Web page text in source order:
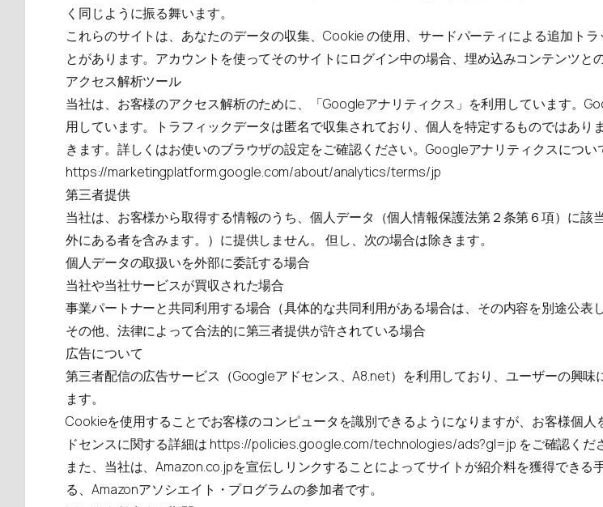
く同じように振る舞います。
これらのサイトは、あなたのデータの収集、Cookie の使用、サードパーティによる追加ト
とがあります。アカウントを使ってそのサイトにログイン中の場合、埋め込みコンテンツと
アクセス解析ツール
当社は、お客様のアクセス解析のために、「Googleアナリティクス」を利用しています。
用しています。トラフィックデータは匿名で収集されており、個人を特定するものではあ
きます。詳しくはお使いのブラウザの設定をご確認ください。Googleアナリティクスについ
https://marketingplatform.google.com/about/analytics/terms/jp
第三者提供
当社は、お客様から取得する情報のうち、個人データ（個人情報保護法第２条第６項）に
外にある者を含みます。）に提供しません。 但し、次の場合は除きます。
個人データの取扱いを外部に委託する場合
当社や当社サービスが買収された場合
事業パートナーと共同利用する場合（具体的な共同利用がある場合は、その内容を別途公表
その他、法律によって合法的に第三者提供が許されている場合
広告について
第三者配信の広告サービス（Googleアドセンス、A8.net）を利用しており、ユーザーの興
ます。
Cookieを使用することでお客様のコンピュータを識別できるようになりますが、お客様個
ドセンスに関する詳細は https://policies.google.com/technologies/ads?gl=jp をご確認くだ
また、当社は、Amazon.co.jpを宣伝しリンクすることによってサイトが紹介料を獲得でき
る、Amazonアソシエイト・プログラムの参加者です。